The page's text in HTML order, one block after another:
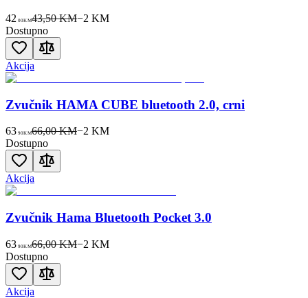
42 00KM43,50 KM−2 KM
Dostupno
Akcija
Zvučnik HAMA CUBE bluetooth 2.0, crni
63 90KM66,00 KM−2 KM
Dostupno
Akcija
Zvučnik Hama Bluetooth Pocket 3.0
63 90KM66,00 KM−2 KM
Dostupno
Akcija